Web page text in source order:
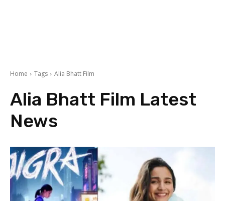
Home Tags Alia Bhatt Film
Alia Bhatt Film Latest
News